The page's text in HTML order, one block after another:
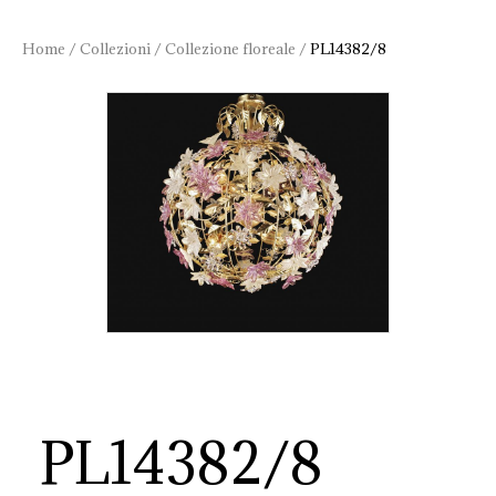
Home /Collezioni /Collezione floreale /PL14382/8
PL14382/8